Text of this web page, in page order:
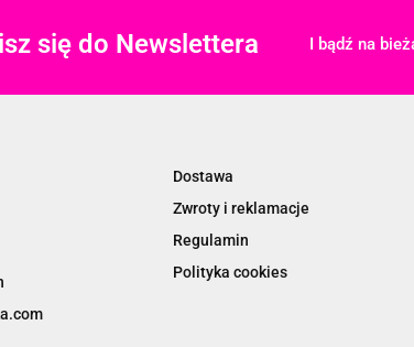
się do Newslettera I bądź na
Dostawa
Zwroty i reklamacje
Regulamin
Polityka cookies